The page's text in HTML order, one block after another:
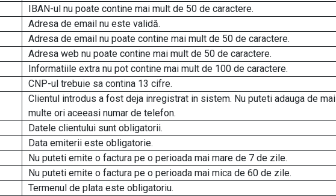
IBAN-ul nu poate contine mai mult de 50 de caractere.
Adresa de email nu este validă.
Adresa de email nu poate contine mai mult de 50 de caractere.
Adresa web nu poate contine mai mult de 50 de caractere.
Informatiile extra nu pot contine mai mult de 100 de caractere.
CNP-ul trebuie sa contina 13 cifre.
Clientul introdus a fost deja inregistrat in sistem. Nu puteti adauga de mai
multe ori aceeasi numar de telefon.
Datele clientului sunt obligatorii.
Data emiterii este obligatorie.
Nu puteti emite o factura pe o perioada mai mare de 7 de zile.
Nu puteti emite o factura pe o perioada mai mica de 60 de zile.
Termenul de plata este obligatoriu.